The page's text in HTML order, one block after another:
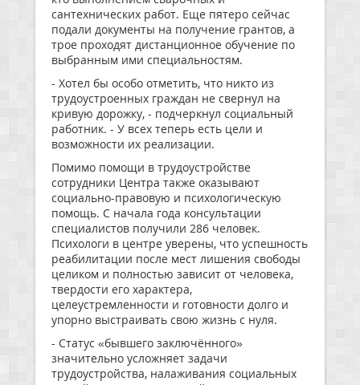
сантехнических работ. Еще пятеро сейчас
подали документы на получение грантов, а
трое проходят дистанционное обучение по
выбранным ими специальностям.
- Хотел бы особо отметить, что никто из
трудоустроенных граждан не свернул на
кривую дорожку, - подчеркнул социальный
работник. - У всех теперь есть цели и
возможности их реализации.
Помимо помощи в трудоустройстве
сотрудники Центра также оказывают
социально-правовую и психологическую
помощь. С начала года консультации
специалистов получили 286 человек.
Психологи в центре уверены, что успешность
реабилитации после мест лишения свободы
целиком и полностью зависит от человека,
твердости его характера,
целеустремленности и готовности долго и
упорно выстраивать свою жизнь с нуля.
- Статус «бывшего заключённого»
значительно усложняет задачи
трудоустройства, налаживания социальных